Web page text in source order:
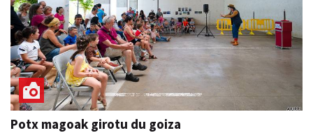
Potx magoak girotu du goiza